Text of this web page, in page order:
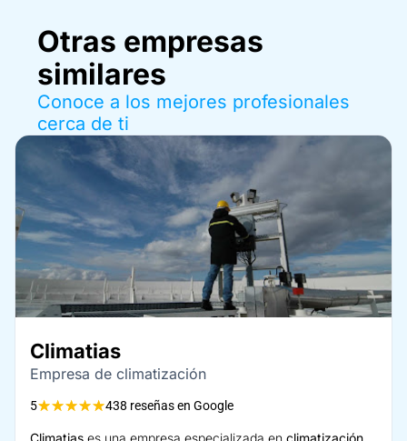
Otras empresas
similares
Conoce a los mejores profesionales
cerca de ti
Climatias
Empresa de climatización
5★★★★★438 reseñas en Google